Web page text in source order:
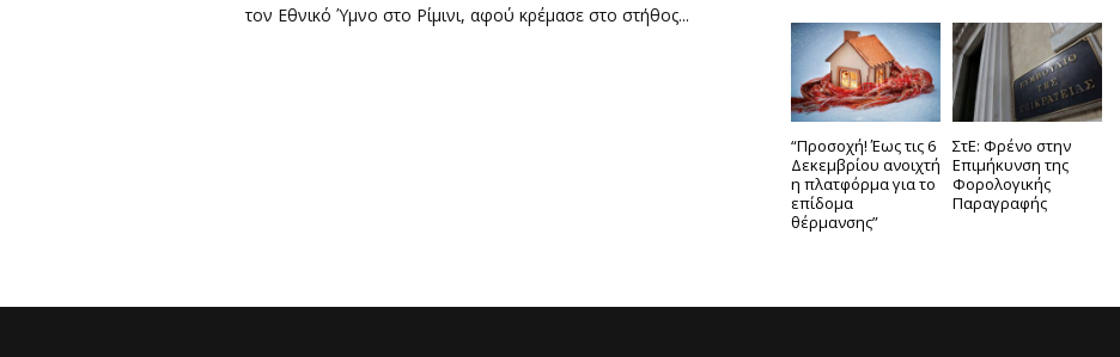
τον Εθνικό Ύμνο στο Ρίμινι, αφού κρέμασε στο στήθος...
“Προσοχή! Έως τις 6
Δεκεμβρίου ανοιχτή
η πλατφόρμα για το
επίδομα
θέρμανσης”
ΣτΕ: Φρένο στην
Επιμήκυνση της
Φορολογικής
Παραγραφής